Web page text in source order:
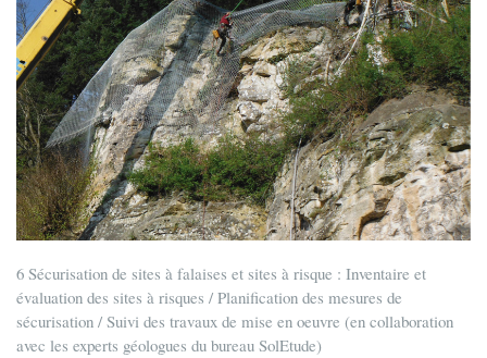
6 Sécurisation de sites à falaises et sites à risque : Inventaire et
évaluation des sites à risques / Planification des mesures de
sécurisation / Suivi des travaux de mise en oeuvre (en collaboration
avec les experts géologues du bureau SolEtude)